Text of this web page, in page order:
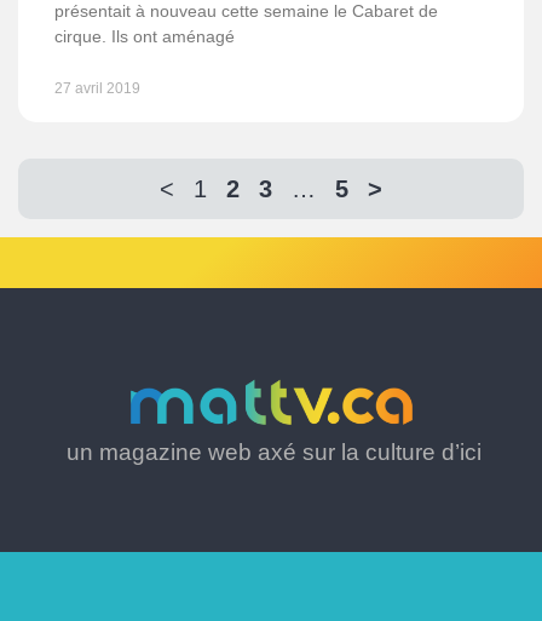
présentait à nouveau cette semaine le Cabaret de
cirque. Ils ont aménagé
27 avril 2019
< 1 2 3 … 5 >
un magazine web axé sur la culture d’ici